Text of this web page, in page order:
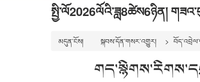
སྐྱེ་ཁམས་ཡུལ་སྐོར།
སྤྱི་ལོ2026ལོའི་ཟླ8ཚེས6ཉིན།
མདུན་ངོས། སྐབས་དོན་གསར་འགྱུར།